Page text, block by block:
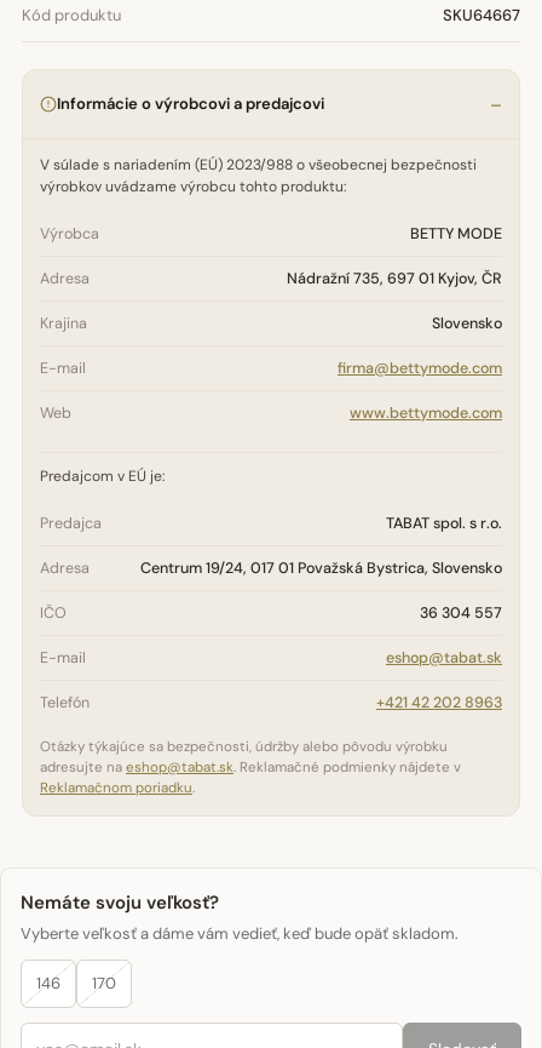
Kód produktu SKU64667
Informácie o výrobcovi a predajcovi
V súlade s nariadením (EÚ) 2023/988 o všeobecnej bezpečnosti
výrobkov uvádzame výrobcu tohto produktu:
Výrobca BETTY MODE
Adresa Nádražní 735, 697 01 Kyjov, ČR
Krajina Slovensko
E-mail firma@bettymode.com
Web www.bettymode.com
Predajcom v EÚ je:
Predajca TABAT spol. s r.o.
Adresa Centrum 19/24, 017 01 Považská Bystrica, Slovensko
IČO 36 304 557
E-mail eshop@tabat.sk
Telefón +421 42 202 8963
Otázky týkajúce sa bezpečnosti, údržby alebo pôvodu výrobku
adresujte na eshop@tabat.sk. Reklamačné podmienky nájdete v
Reklamačnom poriadku.
Nemáte svoju veľkosť?
Vyberte veľkosť a dáme vám vedieť, keď bude opäť skladom.
146 170